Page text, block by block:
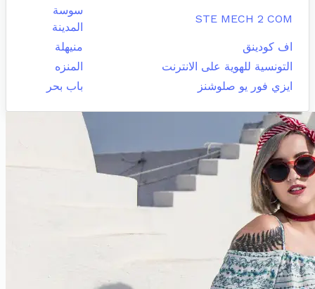
STE MECH 2 COM
سوسة
المدينة
اف كودينق
منيهلة
التونسية للهوية على الانترنت
المنزه
ايزي فور يو صلوشنز
باب بحر